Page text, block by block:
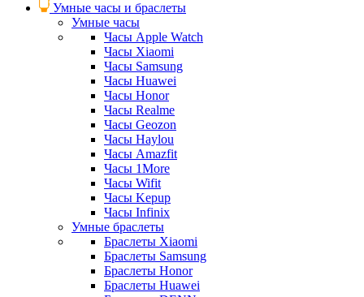
Умные часы и браслеты
Умные часы
Часы Apple Watch
Часы Xiaomi
Часы Samsung
Часы Huawei
Часы Honor
Часы Realme
Часы Geozon
Часы Haylou
Часы Amazfit
Часы 1More
Часы Wifit
Часы Kepup
Часы Infinix
Умные браслеты
Браслеты Xiaomi
Браслеты Samsung
Браслеты Honor
Браслеты Huawei